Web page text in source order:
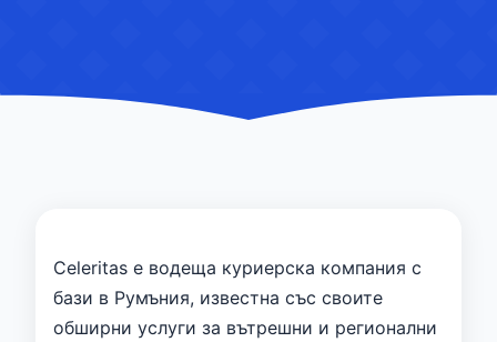
Celeritas е водеща куриерска компания с
бази в Румъния, известна със своите
обширни услуги за вътрешни и регионални